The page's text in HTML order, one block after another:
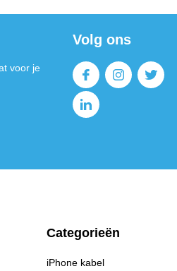
voor je
Volg ons
Categorieën
iPhone kabel